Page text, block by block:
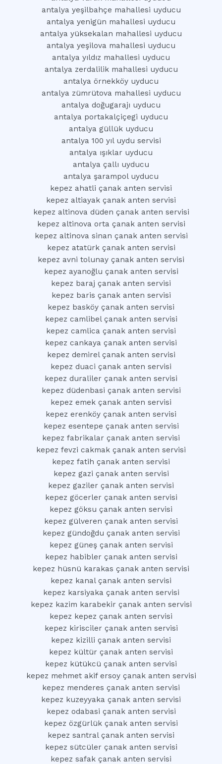
antalya yeşilbahçe mahallesi uyducu
antalya yenigün mahallesi uyducu
antalya yüksekalan mahallesi uyducu
antalya yeşilova mahallesi uyducu
antalya yıldız mahallesi uyducu
antalya zerdalilik mahallesi uyducu
antalya örnekköy uyducu
antalya zümrütova mahallesi uyducu
antalya doğugarajı uyducu
antalya portakalçiçegi uyducu
antalya güllük uyducu
antalya 100 yıl uydu servisi
antalya ışıklar uyducu
antalya çallı uyducu
antalya şarampol uyducu
kepez ahatli çanak anten servisi
kepez altiayak çanak anten servisi
kepez altinova düden çanak anten servisi
kepez altinova orta çanak anten servisi
kepez altinova sinan çanak anten servisi
kepez atatürk çanak anten servisi
kepez avni tolunay çanak anten servisi
kepez ayanoğlu çanak anten servisi
kepez baraj çanak anten servisi
kepez baris çanak anten servisi
kepez basköy çanak anten servisi
kepez camlibel çanak anten servisi
kepez camlica çanak anten servisi
kepez cankaya çanak anten servisi
kepez demirel çanak anten servisi
kepez duaci çanak anten servisi
kepez duraliler çanak anten servisi
kepez düdenbasi çanak anten servisi
kepez emek çanak anten servisi
kepez erenköy çanak anten servisi
kepez esentepe çanak anten servisi
kepez fabrikalar çanak anten servisi
kepez fevzi cakmak çanak anten servisi
kepez fatih çanak anten servisi
kepez gazi çanak anten servisi
kepez gaziler çanak anten servisi
kepez göcerler çanak anten servisi
kepez göksu çanak anten servisi
kepez gülveren çanak anten servisi
kepez gündoğdu çanak anten servisi
kepez güneş çanak anten servisi
kepez habibler çanak anten servisi
kepez hüsnü karakas çanak anten servisi
kepez kanal çanak anten servisi
kepez karsiyaka çanak anten servisi
kepez kazim karabekir çanak anten servisi
kepez kepez çanak anten servisi
kepez kirisciler çanak anten servisi
kepez kizilli çanak anten servisi
kepez kültür çanak anten servisi
kepez kütükcü çanak anten servisi
kepez mehmet akif ersoy çanak anten servisi
kepez menderes çanak anten servisi
kepez kuzeyyaka çanak anten servisi
kepez odabasi çanak anten servisi
kepez özgürlük çanak anten servisi
kepez santral çanak anten servisi
kepez sütcüler çanak anten servisi
kepez safak çanak anten servisi